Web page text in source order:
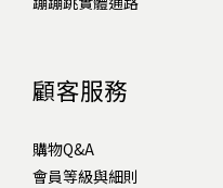
顧客服務
購物Q&A
會員等級與細則